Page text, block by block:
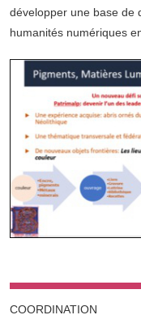
développer une base de
humanités numériques
COORDINATION